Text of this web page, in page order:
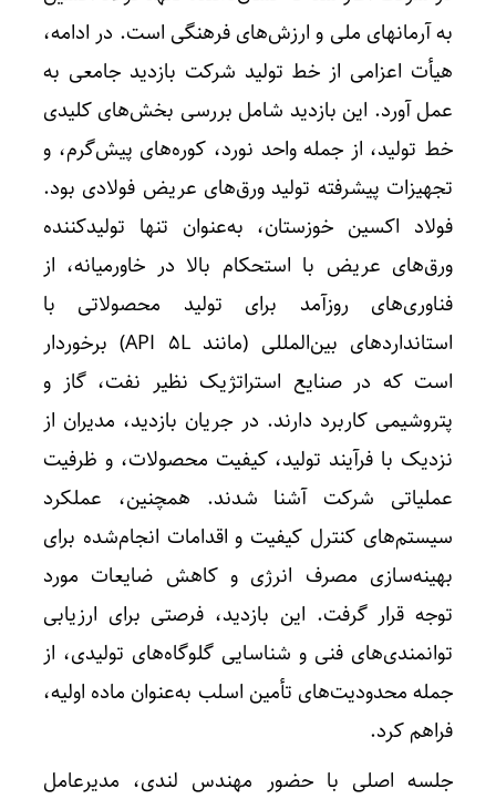
به آرمانهای ملی و ارزش‌های فرهنگی است. در ادامه،
هیأت اعزامی از خط تولید شرکت بازدید جامعی به
عمل آورد. این بازدید شامل بررسی بخش‌های کلیدی
خط تولید، از جمله واحد نورد، کوره‌های پیش‌گرم، و
تجهیزات پیشرفته تولید ورق‌های عریض فولادی بود.
فولاد اکسین خوزستان، به‌عنوان تنها تولیدکننده
ورق‌های عریض با استحکام بالا در خاورمیانه، از
فناوری‌های روزآمد برای تولید محصولاتی با
استانداردهای بین‌المللی (مانند API ۵L) برخوردار
است که در صنایع استراتژیک نظیر نفت، گاز و
پتروشیمی کاربرد دارند. در جریان بازدید، مدیران از
نزدیک با فرآیند تولید، کیفیت محصولات، و ظرفیت
عملیاتی شرکت آشنا شدند. همچنین، عملکرد
سیستم‌های کنترل کیفیت و اقدامات انجام‌شده برای
بهینه‌سازی مصرف انرژی و کاهش ضایعات مورد
توجه قرار گرفت. این بازدید، فرصتی برای ارزیابی
توانمندی‌های فنی و شناسایی گلوگاه‌های تولیدی، از
جمله محدودیت‌های تأمین اسلب به‌عنوان ماده اولیه،
فراهم کرد.
جلسه اصلی با حضور مهندس لندی، مدیرعامل